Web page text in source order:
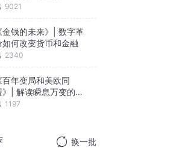
9021
金钱的未来》| 数字革
如何改变货币和金融
2340
百年变局和美欧同
》| 解读瞬息万变的国
格局
1197
换一批